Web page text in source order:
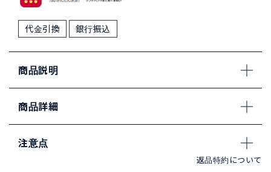
代金引換 銀行振込
商品説明
商品詳細
注意点
返品特約について